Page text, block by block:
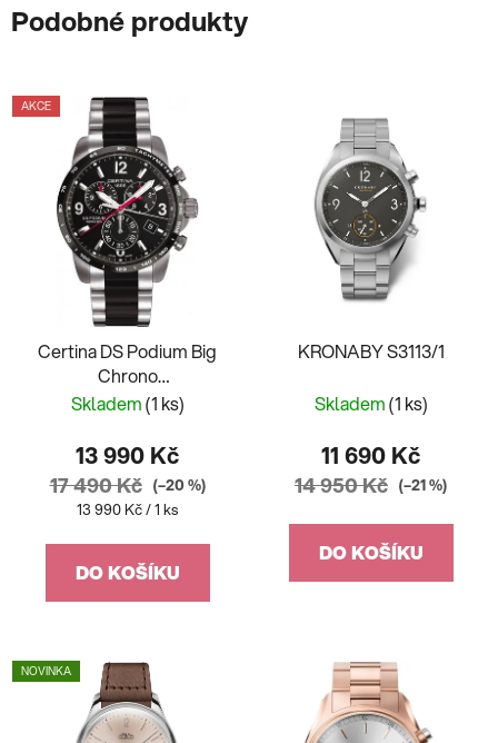
Podobné produkty
AKCE
Certina DS Podium Big
Chrono
C001.617.22.057.00
Skladem(1 ks)
13 990 Kč
17 490 Kč (–20 %)
Měrná
13 990 Kč / 1 ks
DO KOŠÍKU
KRONABY S3113/1
Skladem(1 ks)
11 690 Kč
14 950 Kč (–21 %)
DO KOŠÍKU
NOVINKA